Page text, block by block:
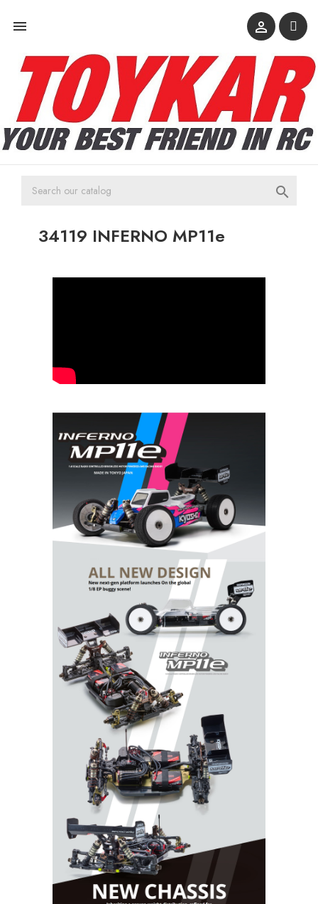
 

34119 INFERNO MP11e